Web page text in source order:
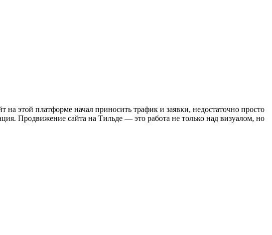
этой платформе начал приносить трафик и заявки, недостаточно просто
Продвижение сайта на Тильде — это работа не только над визуалом, но